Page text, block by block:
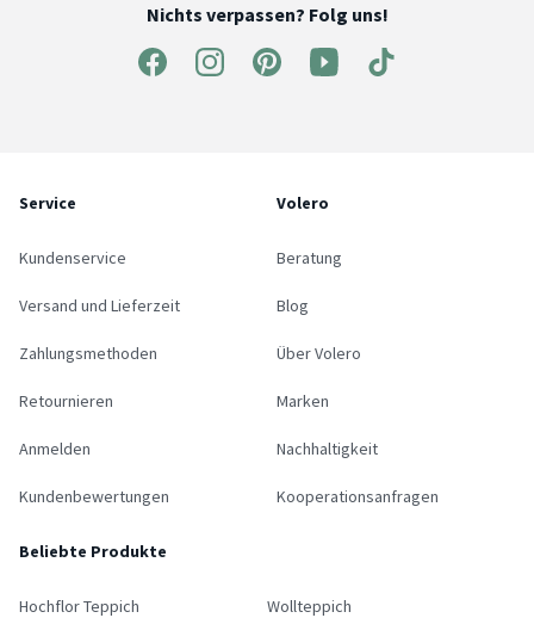
Nichts verpassen? Folg uns!
Service
Kundenservice
Versand und Lieferzeit
Zahlungsmethoden
Retournieren
Anmelden
Kundenbewertungen
Volero
Beratung
Blog
Über Volero
Marken
Nachhaltigkeit
Kooperationsanfragen
Beliebte Produkte
Hochflor Teppich Wollteppich